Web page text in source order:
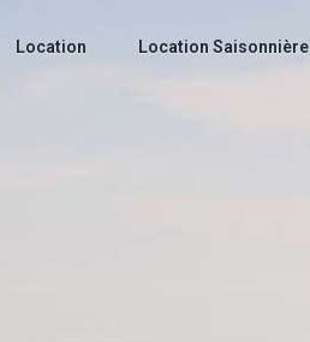
Location Location Saisonnière